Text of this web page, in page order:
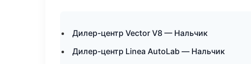
Дилер-центр Vector V8 — Нальчик
Дилер-центр Linea AutoLab — Нальчик